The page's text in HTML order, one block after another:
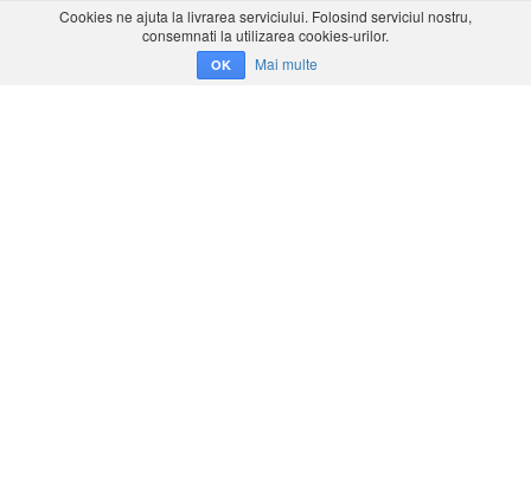
Cookies ne ajuta la livrarea serviciului. Folosind serviciul nostru,
consemnati la utilizarea cookies-urilor.
OK Mai multe